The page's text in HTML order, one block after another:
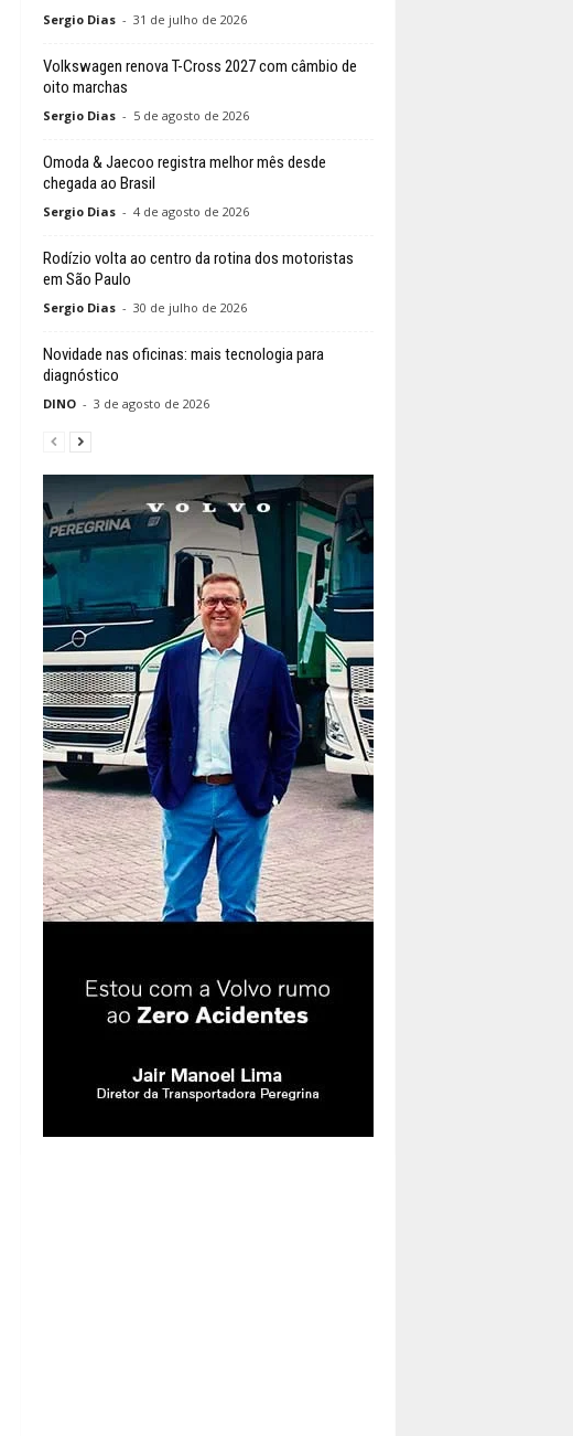
Sergio Dias - 31 de julho de 2026
Volkswagen renova T-Cross 2027 com câmbio de
oito marchas
Sergio Dias - 5 de agosto de 2026
Omoda & Jaecoo registra melhor mês desde
chegada ao Brasil
Sergio Dias - 4 de agosto de 2026
Rodízio volta ao centro da rotina dos motoristas
em São Paulo
Sergio Dias - 30 de julho de 2026
Novidade nas oficinas: mais tecnologia para
diagnóstico
DINO - 3 de agosto de 2026